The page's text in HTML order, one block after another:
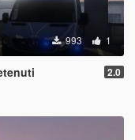
993 1
2.0